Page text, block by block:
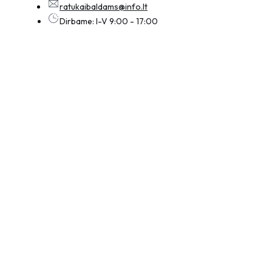
ratukaibaldams@info.lt
Dirbame: I-V 9:00 - 17:00